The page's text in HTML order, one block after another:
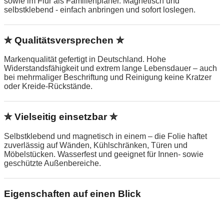
selbstklebend - einfach anbringen und sofort loslegen.
✮ Qualitätsversprechen ✮
Markenqualität gefertigt in Deutschland. Hohe
Widerstandsfähigkeit und extrem lange Lebensdauer – auch
bei mehrmaliger Beschriftung und Reinigung keine Kratzer
oder Kreide-Rückstände.
✮ Vielseitig einsetzbar ✮
Selbstklebend und magnetisch in einem – die Folie haftet
zuverlässig auf Wänden, Kühlschränken, Türen und
Möbelstücken. Wasserfest und geeignet für Innen- sowie
geschützte Außenbereiche.
Eigenschaften auf einen Blick